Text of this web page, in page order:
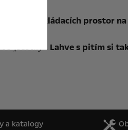
umístění odkládacích prostor
„šestky“. Lahve s pitím si
a katalogy